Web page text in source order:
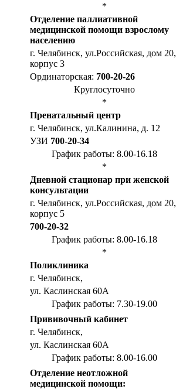
*
Отделение паллиативной
медицинской помощи взрослому
населению
г. Челябинск, ул.Российская, дом 20,
корпус 3
Ординаторская: 700-20-26
Круглосуточно
*
Пренатальный центр
г. Челябинск, ул.Калинина, д. 12
УЗИ 700-20-34
График работы: 8.00-16.18
*
Дневной стационар при женской
консультации
г. Челябинск, ул.Российская, дом 20,
корпус 5
700-20-32
График работы: 8.00-16.18
*
Поликлиника
г. Челябинск,
ул. Каслинская 60А
График работы: 7.30-19.00
Прививочный кабинет
г. Челябинск,
ул. Каслинская 60А
График работы: 8.00-16.00
Отделение неотложной
медицинской помощи: